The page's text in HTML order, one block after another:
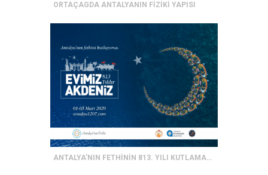
ORTAÇAGDA ANTALYANIN FİZİKİ YAPISI
ANTALYA'NIN FETHİNİN 813. YILI KUTLAMALARI